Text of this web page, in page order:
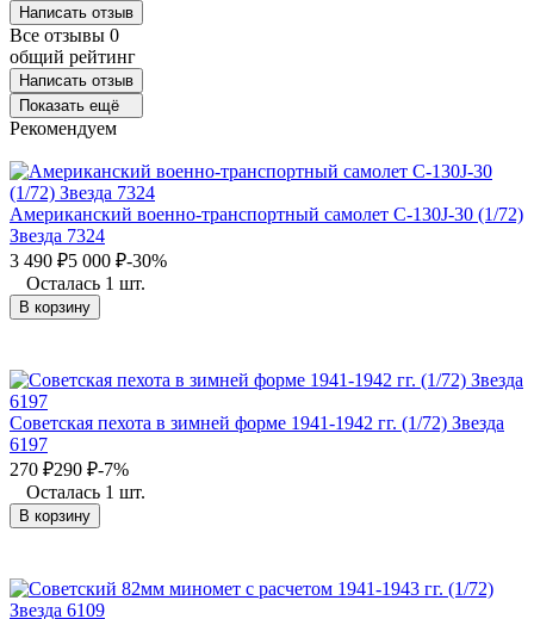
Написать отзыв
Все отзывы 0
общий рейтинг
Написать отзыв
Показать ещё
Рекомендуем
Американский военно-транспортный самолет С-130J-30 (1/72)
Звезда 7324
3 490 ₽5 000 ₽-30%
Осталась 1 шт.
В корзину
Советская пехота в зимней форме 1941-1942 гг. (1/72) Звезда
6197
270 ₽290 ₽-7%
Осталась 1 шт.
В корзину